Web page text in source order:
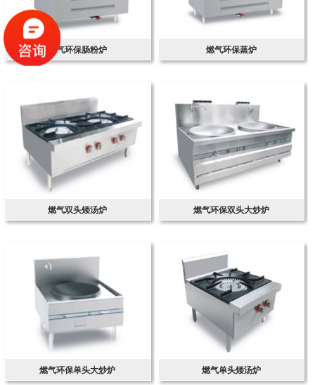
燃气环保肠粉炉 燃气环保蒸炉
燃气双头矮汤炉 燃气环保双头大炒炉
燃气环保单头大炒炉 燃气单头矮汤炉